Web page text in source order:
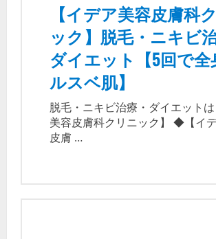
【イデア美容皮膚科
ック】脱毛・ニキビ
ダイエット【5回で全
ルスベ肌】
脱毛・ニキビ治療・ダイエット
美容皮膚科クリニック】 ◆【イ
皮膚 …